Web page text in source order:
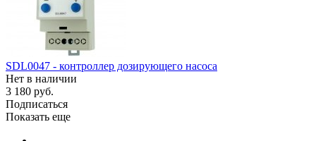
SDL0047 - контроллер дозирующего насоса
Нет в наличии
3 180 руб.
Подписаться
Показать еще